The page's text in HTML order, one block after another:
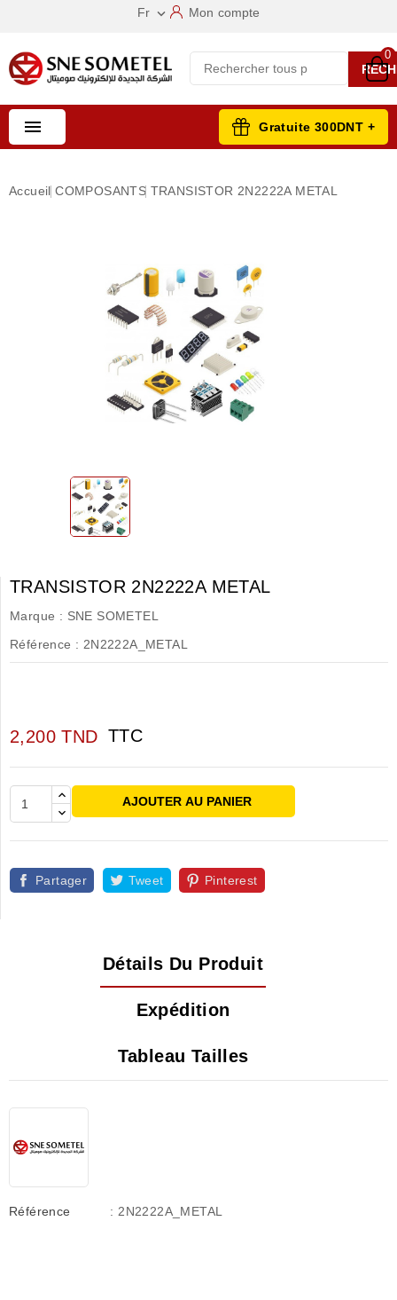
Fr  Mon compte
0
 Gratuite 300DNT +
Accueil COMPOSANTS TRANSISTOR 2N2222A METAL
TRANSISTOR 2N2222A METAL
Marque : SNE SOMETEL
Référence : 2N2222A_METAL
2,200 TND TTC
AJOUTER AU PANIER
Partager Tweet Pinterest
Détails Du Produit
Expédition
Tableau Tailles
Référence : 2N2222A_METAL